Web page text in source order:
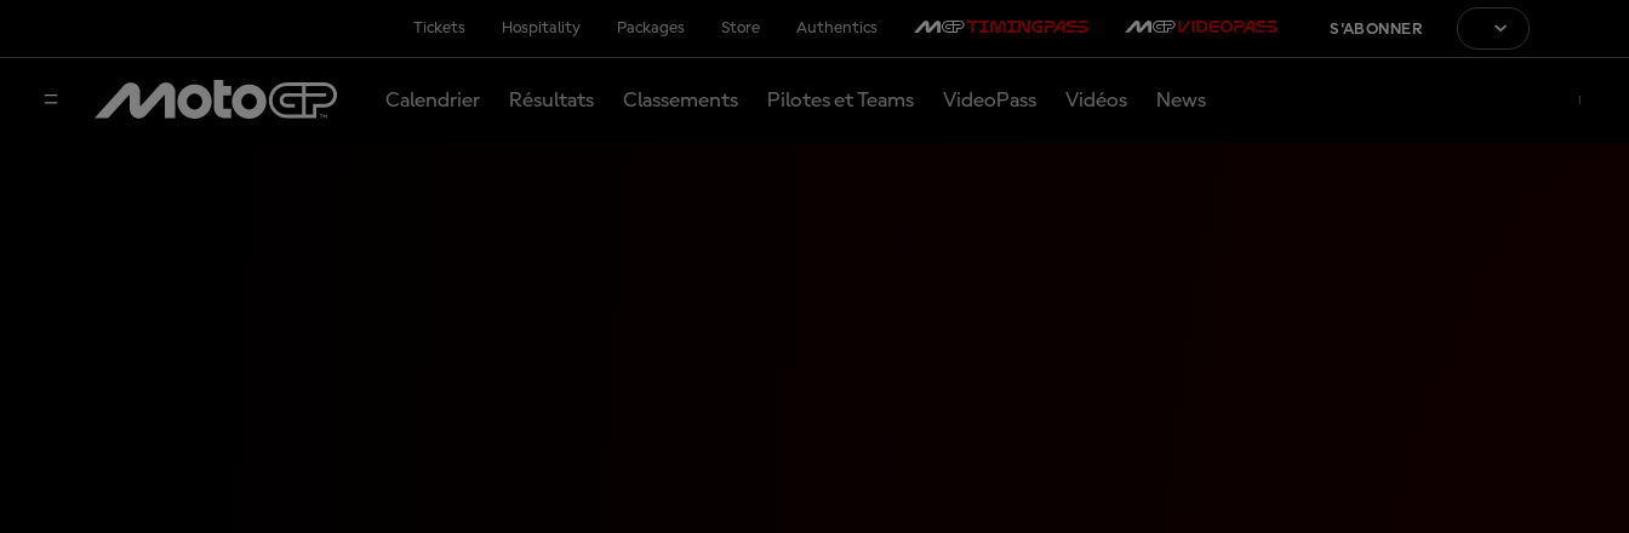
Tickets Hospitality Packages Store Authentics S'ABONNER
Calendrier Résultats Classements Pilotes et Teams VideoPass Vidéos News